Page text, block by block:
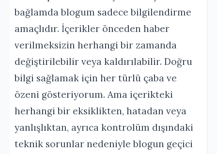
bağlamda blogum sadece bilgilendirme
amaçlıdır. İçerikler önceden haber
verilmeksizin herhangi bir zamanda
değiştirilebilir veya kaldırılabilir. Doğru
bilgi sağlamak için her türlü çaba ve
özeni gösteriyorum. Ama içerikteki
herhangi bir eksiklikten, hatadan veya
yanlışlıktan, ayrıca kontrolüm dışındaki
teknik sorunlar nedeniyle blogun geçici